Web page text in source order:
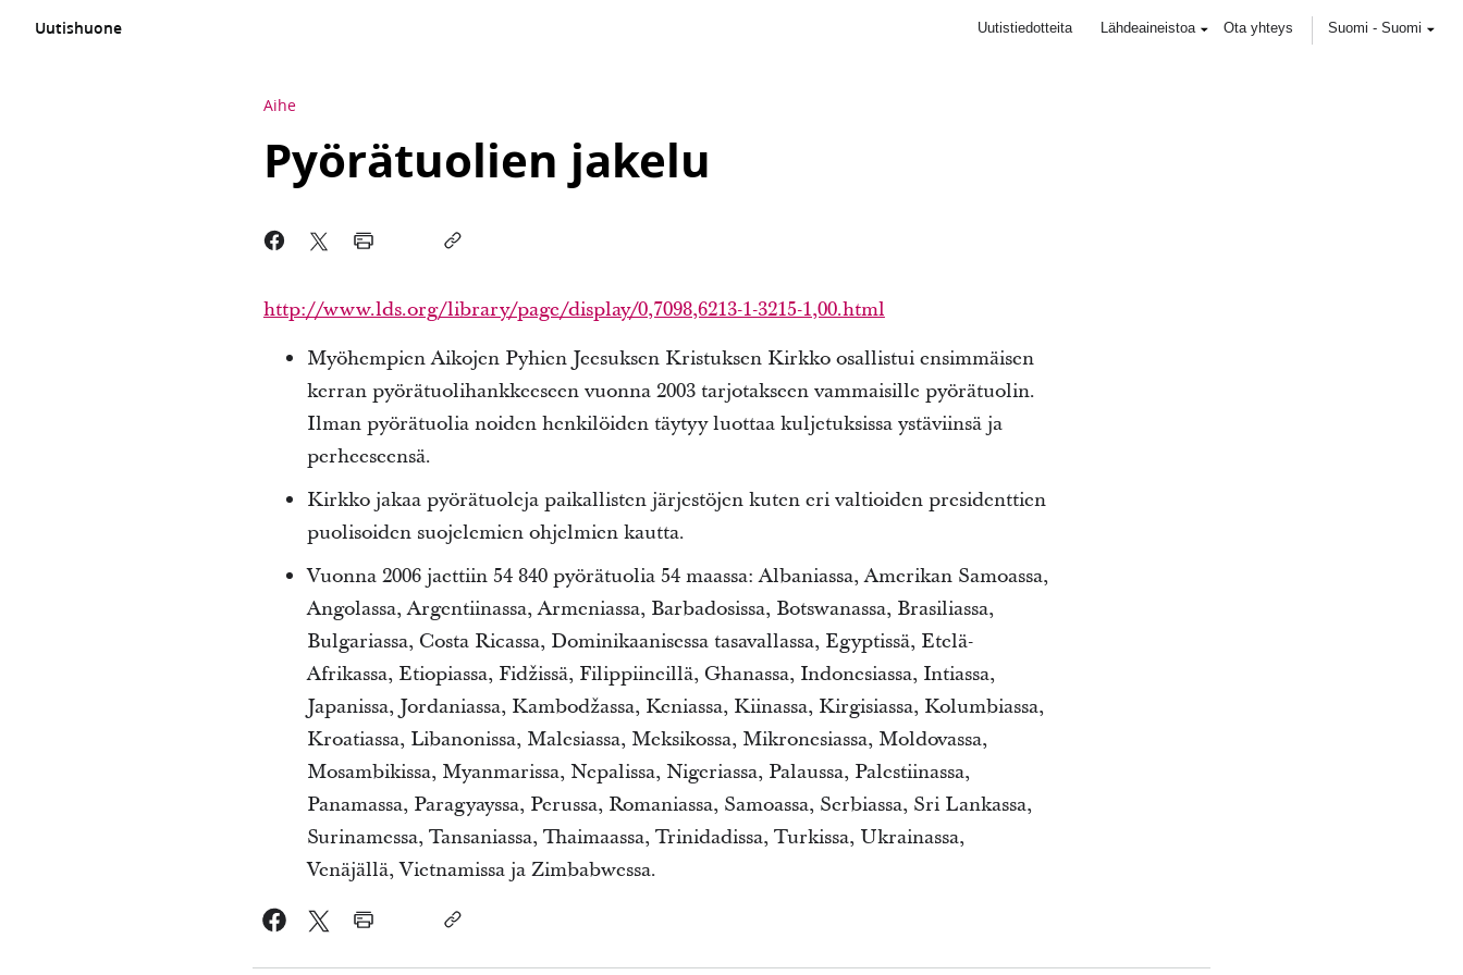
Uutishuone Uutistiedotteita Lähdeaineistoa Ota yhteys Suomi - Suomi
Aihe
Pyörätuolien jakelu
http://www.lds.org/library/page/display/0,7098,6213-1-3215-1,00.html
Myöhempien Aikojen Pyhien Jeesuksen Kristuksen Kirkko osallistui ensimmäisen
kerran pyörätuolihankkeeseen vuonna 2003 tarjotakseen vammaisille pyörätuolin.
Ilman pyörätuolia noiden henkilöiden täytyy luottaa kuljetuksissa ystäviinsä ja
perheeseensä.
Kirkko jakaa pyörätuoleja paikallisten järjestöjen kuten eri valtioiden presidenttien
puolisoiden suojelemien ohjelmien kautta.
Vuonna 2006 jaettiin 54 840 pyörätuolia 54 maassa: Albaniassa, Amerikan Samoassa,
Angolassa, Argentiinassa, Armeniassa, Barbadosissa, Botswanassa, Brasiliassa,
Bulgariassa, Costa Ricassa, Dominikaanisessa tasavallassa, Egyptissä, Etelä-
Afrikassa, Etiopiassa, Fidžissä, Filippiineillä, Ghanassa, Indonesiassa, Intiassa,
Japanissa, Jordaniassa, Kambodžassa, Keniassa, Kiinassa, Kirgisiassa, Kolumbiassa,
Kroatiassa, Libanonissa, Malesiassa, Meksikossa, Mikronesiassa, Moldovassa,
Mosambikissa, Myanmarissa, Nepalissa, Nigeriassa, Palaussa, Palestiinassa,
Panamassa, Paragyayssa, Perussa, Romaniassa, Samoassa, Serbiassa, Sri Lankassa,
Surinamessa, Tansaniassa, Thaimaassa, Trinidadissa, Turkissa, Ukrainassa,
Venäjällä, Vietnamissa ja Zimbabwessa.